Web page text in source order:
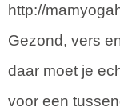
http://
Gezond, vers
daar moet je
voor een